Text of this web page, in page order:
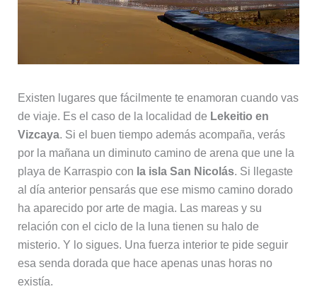
Existen lugares que fácilmente te enamoran cuando vas
de viaje. Es el caso de la localidad de Lekeitio en
Vizcaya. Si el buen tiempo además acompaña, verás
por la mañana un diminuto camino de arena que une la
playa de Karraspio con la isla San Nicolás. Si llegaste
al día anterior pensarás que ese mismo camino dorado
ha aparecido por arte de magia. Las mareas y su
relación con el ciclo de la luna tienen su halo de
misterio. Y lo sigues. Una fuerza interior te pide seguir
esa senda dorada que hace apenas unas horas no
existía.